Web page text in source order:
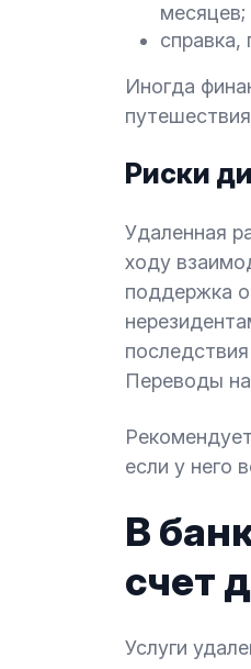
месяцев;
Иногда
Риски
Удаленная
ходу
поддержка
Переводы
если у него
В
счет
Услуги